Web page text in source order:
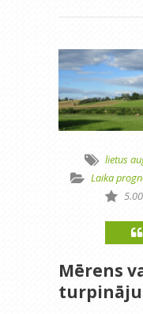
lietus
Laika
5.00
Mērens